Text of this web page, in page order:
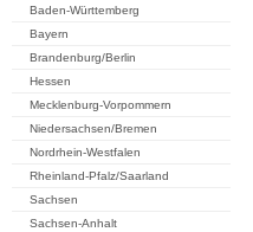
Baden-Württemberg
Bayern
Brandenburg/Berlin
Hessen
Mecklenburg-Vorpommern
Niedersachsen/Bremen
Nordrhein-Westfalen
Rheinland-Pfalz/Saarland
Sachsen
Sachsen-Anhalt